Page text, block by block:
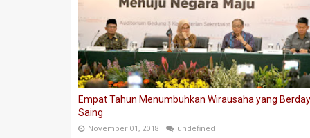
Empat Tahun Menumbuhkan Wirausaha yang
Saing
November 01, 2018 undefined